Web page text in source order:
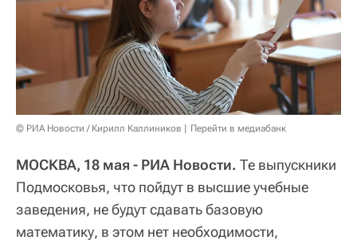
© РИА Новости / Кирилл Каллиников Перейти в медиабанк
МОСКВА, 18 мая - РИА Новости. Те выпускники
Подмосковья, что пойдут в высшие учебные
заведения, не будут сдавать базовую
математику, в этом нет необходимости,